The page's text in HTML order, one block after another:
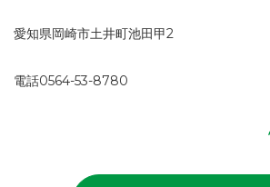
愛知県岡崎市土井町池田甲2
電話0564-53-8780